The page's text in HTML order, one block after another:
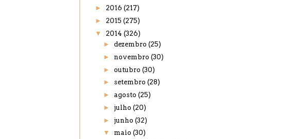
► 2016 (217)
► 2015 (275)
▼ 2014 (326)
► dezembro (25)
► novembro (30)
► outubro (30)
► setembro (28)
► agosto (25)
► julho (20)
► junho (32)
▼ maio (30)